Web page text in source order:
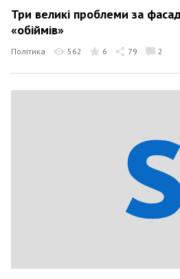
Три великі проблеми за
«обіймів»
Політика 562 6 79 2